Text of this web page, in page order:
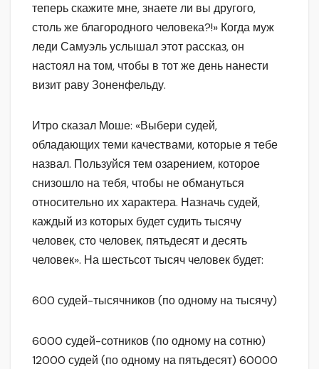
теперь скажите мне, знаете ли вы другого,
столь же благородного человека?!» Когда муж
леди Самуэль услышал этот рассказ, он
настоял на том, чтобы в тот же день нанести
визит раву Зоненфельду.
Итро сказал Моше: «Выбери судей,
обладающих теми качествами, которые я тебе
назвал. Пользуйся тем озарением, которое
снизошло на тебя, чтобы не обмануться
относительно их характера. Назначь судей,
каждый из которых будет судить тысячу
человек, сто человек, пятьдесят и десять
человек». На шестьсот тысяч человек будет:
600 судей-тысячников (по одному на тысячу)
6000 судей-сотников (по одному на сотню)
12000 судей (по одному на пятьдесят) 60000